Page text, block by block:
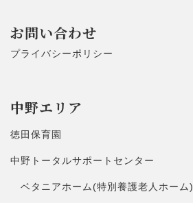
お問い合わせ
プライバシーポリシー
中野エリア
徳田保育園
中野トータルサポートセンター
ベタニアホーム(特別養護老人ホーム)